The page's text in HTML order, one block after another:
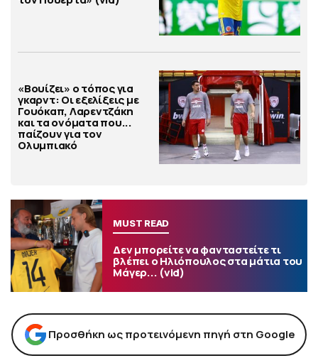
«Βουίζει» ο τόπος για
γκαρντ: Οι εξελίξεις με
Γουόκαπ, Λαρεντζάκη
και τα ονόματα που...
παίζουν για τον
Ολυμπιακό
MUST READ
Δεν μπορείτε να φανταστείτε τι
βλέπει ο Ηλιόπουλος στα μάτια του
Μάγερ... (vid)
Προσθήκη ως προτεινόμενη πηγή στη Google